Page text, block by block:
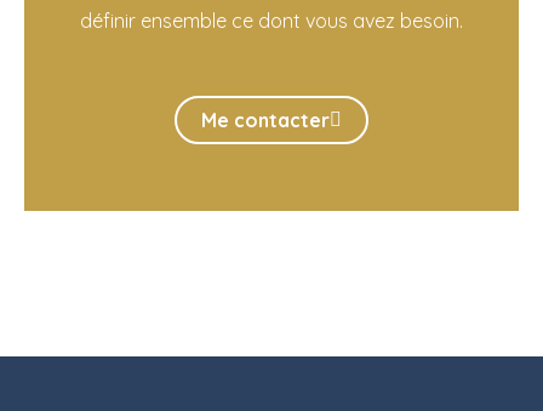
définir ensemble ce dont vous avez besoin.
Me contacter